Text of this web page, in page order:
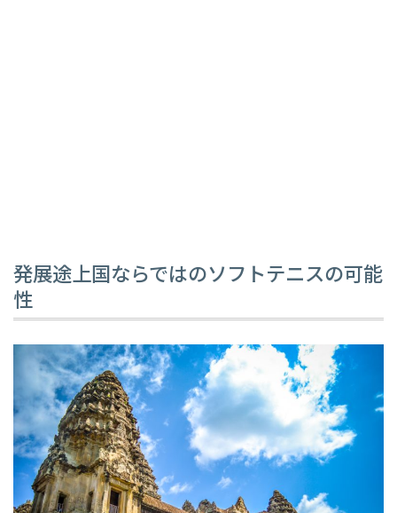
発展途上国ならではのソフトテニスの可能
性